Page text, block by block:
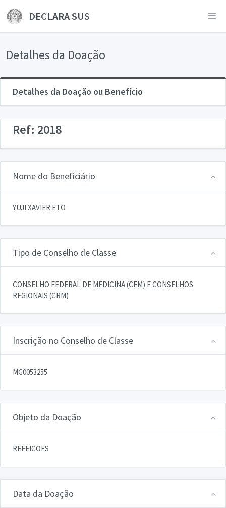
DECLARA SUS
Detalhes da Doação
Detalhes da Doação ou Benefício
Ref: 2018
Nome do Beneficiário
YUJI XAVIER ETO
Tipo de Conselho de Classe
CONSELHO FEDERAL DE MEDICINA (CFM) E CONSELHOS
REGIONAIS (CRM)
Inscrição no Conselho de Classe
MG0053255
Objeto da Doação
REFEICOES
Data da Doação